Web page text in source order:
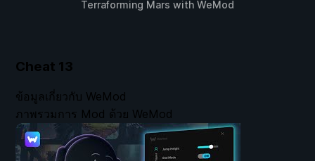
Terraforming Mars with WeMod
Cheat 13
ข้อมูลเกี่ยวกับ WeMod
ภาพรวมการ Mod ด้วย WeMod